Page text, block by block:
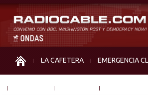
LA CAFETERA EMERGENCIA